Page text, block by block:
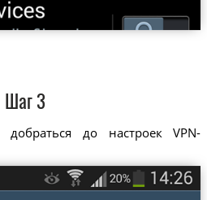
Шаг 3
до настроек VPN-